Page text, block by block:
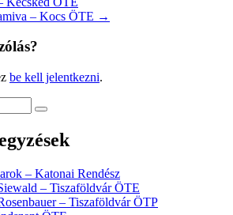
– Kocs ÖTE →
be kell jelentkezni.
– Katonai Rendész
– Tiszaföldvár ÖTE
– Tiszaföldvár ÖTP